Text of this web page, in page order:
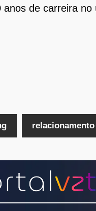
de carreira
relacionamento